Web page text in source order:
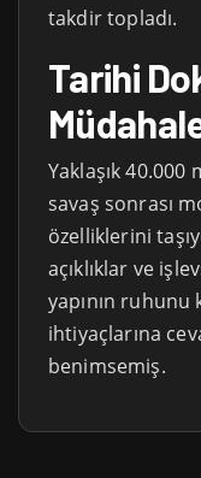
takdir topladı.
Tarihi
Yaklaşık 40.000
savaş sonrası
özelliklerini
açıklıklar ve
yapının ruhunu
ihtiyaçlarına
benimsemiş.